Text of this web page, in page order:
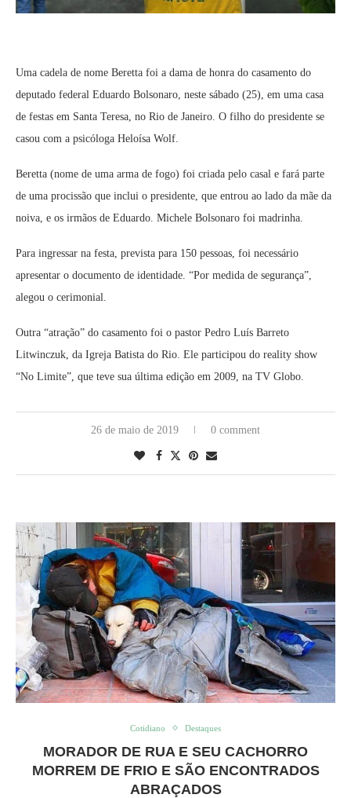
Uma cadela de nome Beretta foi a dama de honra do casamento do
deputado federal Eduardo Bolsonaro, neste sábado (25), em uma casa
de festas em Santa Teresa, no Rio de Janeiro. O filho do presidente se
casou com a psicóloga Heloísa Wolf.
Beretta (nome de uma arma de fogo) foi criada pelo casal e fará parte
de uma procissão que inclui o presidente, que entrou ao lado da mãe da
noiva, e os irmãos de Eduardo. Michele Bolsonaro foi madrinha.
Para ingressar na festa, prevista para 150 pessoas, foi necessário
apresentar o documento de identidade. “Por medida de segurança”,
alegou o cerimonial.
Outra “atração” do casamento foi o pastor Pedro Luís Barreto
Litwinczuk, da Igreja Batista do Rio. Ele participou do reality show
“No Limite”, que teve sua última edição em 2009, na TV Globo.
26 de maio de 2019 0 comment
Cotidiano Destaques
MORADOR DE RUA E SEU CACHORRO
MORREM DE FRIO E SÃO ENCONTRADOS
ABRAÇADOS